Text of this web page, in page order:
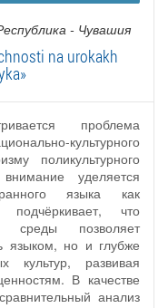
- Чувашия
na urokakh
проблема
культурного
поликультурного
уделяется
языка как
подчёркивает, что
среды позволяет
языком, но и глубже
культур, развивая
В качестве
анализ